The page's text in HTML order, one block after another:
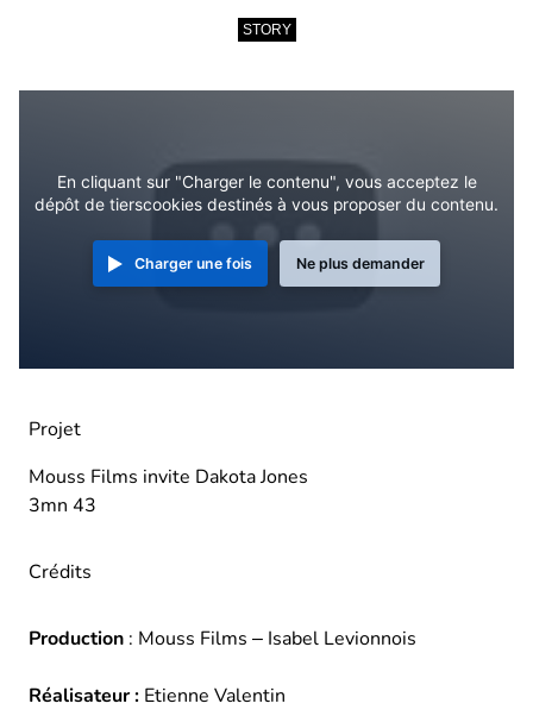
STORY
En cliquant sur "Charger le contenu", vous acceptez le
dépôt de tierscookies destinés à vous proposer du contenu.
Charger une fois Ne plus demander
Projet
Mouss Films invite Dakota Jones
3mn 43
Crédits
Production : Mouss Films – Isabel Levionnois
Réalisateur : Etienne Valentin